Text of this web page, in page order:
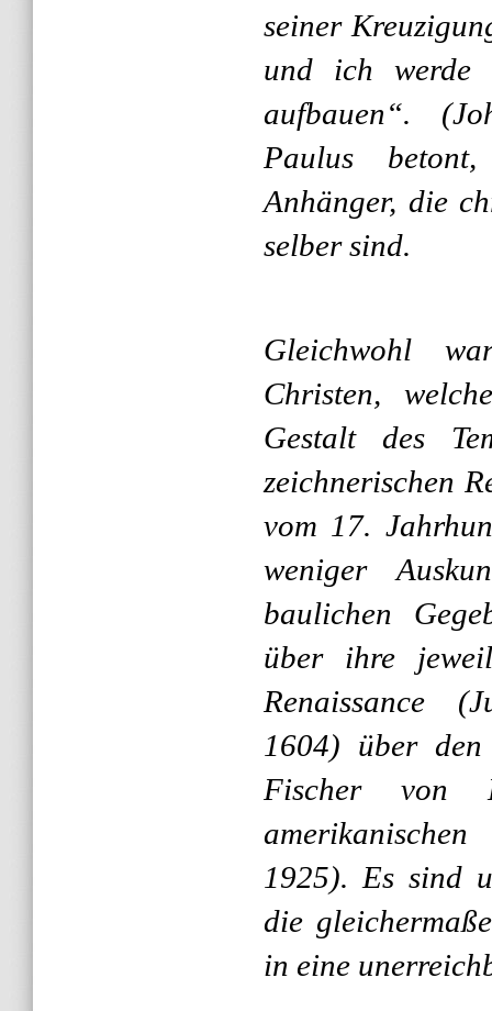
seiner
und ich werde
aufbauen“.
Paulus
Anhänger, die
selber sind.
Gleichwohl
Christen,
Gestalt des
zeichnerischen
vom 17.
weniger
baulichen
über ihre
Renaissance
1604) über
Fischer von
1925). Es sind
die
in eine